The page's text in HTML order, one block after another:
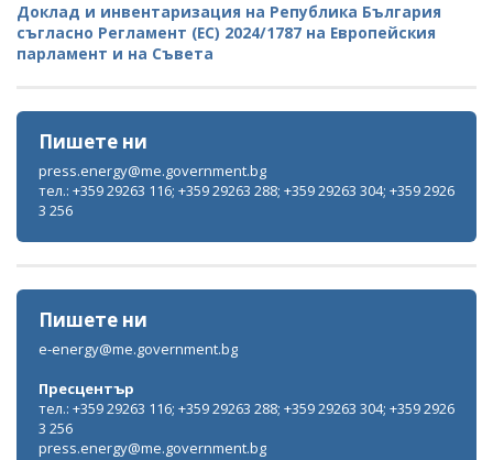
Доклад и инвентаризация на Република България
съгласно Регламент (ЕС) 2024/1787 на Европейския
парламент и на Съвета
Пишете ни
press.energy@me.government.bg
тел.: +359 29263 116; +359 29263 288; +359 29263 304; +359 2926
3 256
Пишете ни
e-energy@me.government.bg
Пресцентър
тел.: +359 29263 116; +359 29263 288; +359 29263 304; +359 2926
3 256
press.energy@me.government.bg